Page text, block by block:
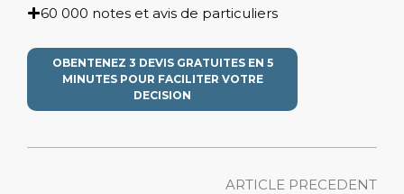
60 000 notes et avis de particuliers
OBENTENEZ 3 DEVIS GRATUITES EN 5
MINUTES POUR FACILITER VOTRE
DECISION
ARTICLE PRECEDENT